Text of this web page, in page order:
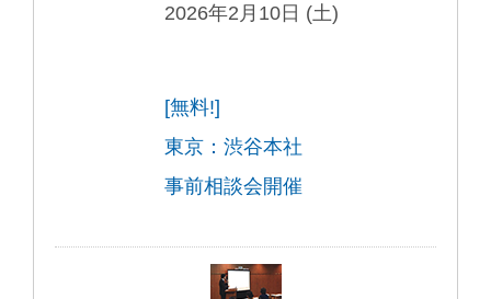
2026年2月10日 (土)
[無料!]
東京：渋谷本社
事前相談会開催